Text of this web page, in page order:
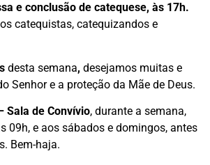
e conclusão de catequese, às 17h.
catequistas, catequizandos e
desta semana, desejamos muitas e
Senhor e a proteção da Mãe de Deus.
Sala de Convívio, durante a semana,
09h, e aos sábados e domingos, antes
Bem-haja.